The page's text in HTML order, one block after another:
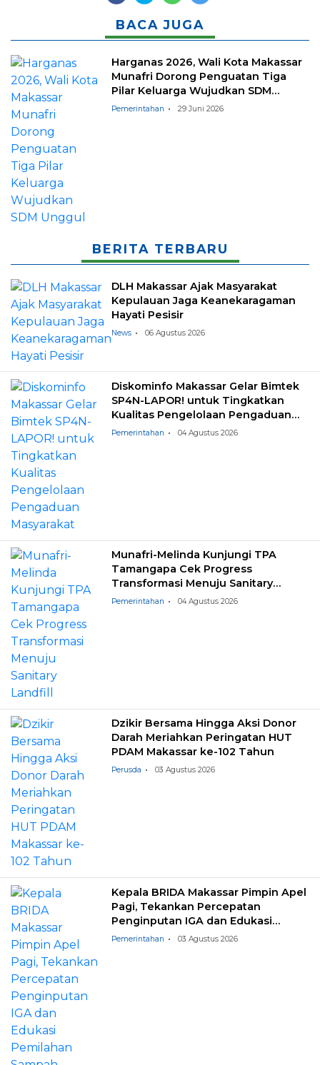
BACA JUGA
Harganas 2026, Wali Kota Makassar
Munafri Dorong Penguatan Tiga
Pilar Keluarga Wujudkan SDM
Unggul
Pemerintahan 29 Juni 2026
BERITA TERBARU
DLH Makassar Ajak Masyarakat
Kepulauan Jaga Keanekaragaman
Hayati Pesisir
News 06 Agustus 2026
Diskominfo Makassar Gelar Bimtek
SP4N-LAPOR! untuk Tingkatkan
Kualitas Pengelolaan Pengaduan
Masyarakat
Pemerintahan 04 Agustus 2026
Munafri-Melinda Kunjungi TPA
Tamangapa Cek Progress
Transformasi Menuju Sanitary
Landfill
Pemerintahan 04 Agustus 2026
Dzikir Bersama Hingga Aksi Donor
Darah Meriahkan Peringatan HUT
PDAM Makassar ke-102 Tahun
Perusda 03 Agustus 2026
Kepala BRIDA Makassar Pimpin Apel
Pagi, Tekankan Percepatan
Penginputan IGA dan Edukasi
Pemilahan Sampah
Pemerintahan 03 Agustus 2026